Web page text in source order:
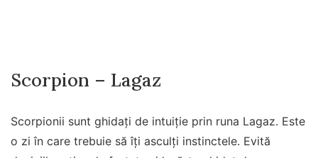
Scorpion – Lagaz
Scorpionii sunt ghidați de intuiție prin runa Lagaz. Este
o zi în care trebuie să îți asculți instinctele. Evită